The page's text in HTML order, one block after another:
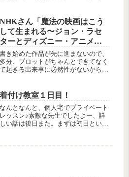
答えたり、もめごとが起きてたらでき
るだけおさめようと裏で動いたりとか
して、...
NHKさん「魔法の映画はこう
して生まれる〜ジョン・ラセ
ターとディズニー・アニメー
ション〜」再々放送お願いし
ますm(__)m
書き始めた作品が先に進まないので、
多分、プロットがちゃんとできてなく
て起きる出来事に必然性がないから不
何度もプロットを書き散らし（書くた
びに異なる展開になる！）、昨日の昼
過...
着付け教室１日目！
なんとなんと、個人宅でプライベート
レッスン♪素敵な先生でしたよー、詳
しい話は後日また。まずは初日という